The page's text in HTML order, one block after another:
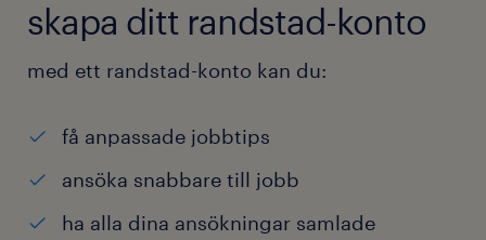
skapa ditt randstad-konto
med ett randstad-konto kan du:
få anpassade jobbtips
ansöka snabbare till jobb
ha alla dina ansökningar samlade